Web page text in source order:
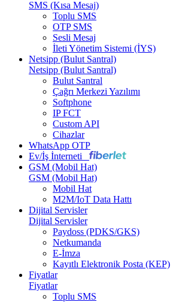
SMS (Kısa Mesaj)
Toplu SMS
OTP SMS
Sesli Mesaj
İleti Yönetim Sistemi (İYS)
Netsipp (Bulut Santral)
Netsipp (Bulut Santral)
Bulut Santral
Çağrı Merkezi Yazılımı
Softphone
IP FCT
Custom API
Cihazlar
WhatsApp OTP
Ev/İş İnterneti
GSM (Mobil Hat)
GSM (Mobil Hat)
Mobil Hat
M2M/IoT Data Hattı
Dijital Servisler
Dijital Servisler
Paydoss (PDKS/GKS)
Netkumanda
E-İmza
Kayıtlı Elektronik Posta (KEP)
Fiyatlar
Fiyatlar
Toplu SMS